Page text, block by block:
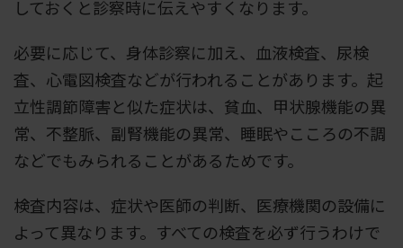
しておくと診察時に伝えやすくなります。
必要に応じて、身体診察に加え、血液検査、尿検
査、心電図検査などが行われることがあります。起
立性調節障害と似た症状は、貧血、甲状腺機能の異
常、不整脈、副腎機能の異常、睡眠やこころの不調
などでもみられることがあるためです。
検査内容は、症状や医師の判断、医療機関の設備に
よって異なります。すべての検査を必ず行うわけで